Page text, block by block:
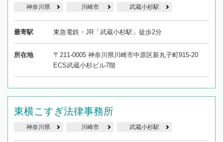
頼をするのがおすすめです。
神奈川県 川崎市 武蔵小杉駅
最寄駅 東急電鉄・JR「武蔵小杉駅」徒歩2分
所在地
〒211-0005 神奈川県川崎市中原区新丸子町915-20
ECS武蔵小杉ビル7階
東横こすぎ法律事務所
神奈川県 川崎市 武蔵小杉駅